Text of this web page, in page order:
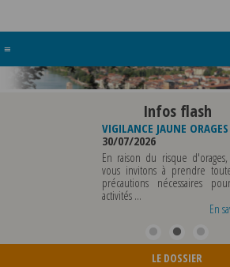
≡
Infos flash
VIGILANCE JAUNE ORAGES
30/07/2026
En raison du risque d'orages, nous
vous invitons à prendre toutes les
précautions nécessaires pour vos
29/
LE DOSSIER